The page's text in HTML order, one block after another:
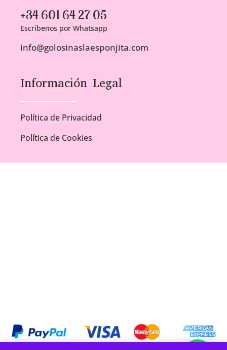
+34 601 64 27 05
Escríbenos por Whatsapp
info@golosinaslaesponjita.com
Información Legal
Política de Privacidad
Política de Cookies